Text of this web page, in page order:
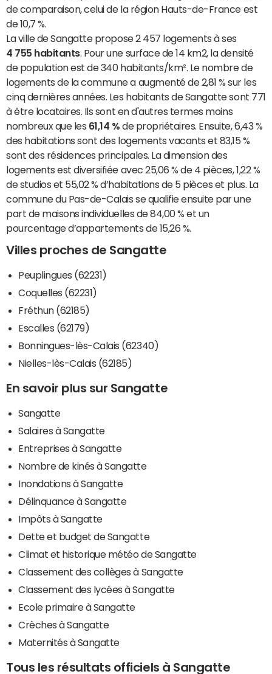
de comparaison, celui de la région Hauts-de-France est
de 10,7 %.
La ville de Sangatte propose 2 457 logements à ses
4 755 habitants. Pour une surface de 14 km2, la densité
de population est de 340 habitants/km². Le nombre de
logements de la commune a augmenté de 2,81 % sur les
cinq dernières années. Les habitants de Sangatte sont 771
à être locataires. Ils sont en d'autres termes moins
nombreux que les 61,14 % de propriétaires. Ensuite, 6,43 %
des habitations sont des logements vacants et 83,15 %
sont des résidences principales. La dimension des
logements est diversifiée avec 25,06 % de 4 pièces, 1,22 %
de studios et 55,02 % d’habitations de 5 pièces et plus. La
commune du Pas-de-Calais se qualifie ensuite par une
part de maisons individuelles de 84,00 % et un
pourcentage d’appartements de 15,26 %.
Villes proches de Sangatte
Peuplingues (62231)
Coquelles (62231)
Fréthun (62185)
Escalles (62179)
Bonningues-lès-Calais (62340)
Nielles-lès-Calais (62185)
En savoir plus sur Sangatte
Sangatte
Salaires à Sangatte
Entreprises à Sangatte
Nombre de kinés à Sangatte
Inondations à Sangatte
Délinquance à Sangatte
Impôts à Sangatte
Dette et budget de Sangatte
Climat et historique météo de Sangatte
Classement des collèges à Sangatte
Classement des lycées à Sangatte
Ecole primaire à Sangatte
Crèches à Sangatte
Maternités à Sangatte
Tous les résultats officiels à Sangatte